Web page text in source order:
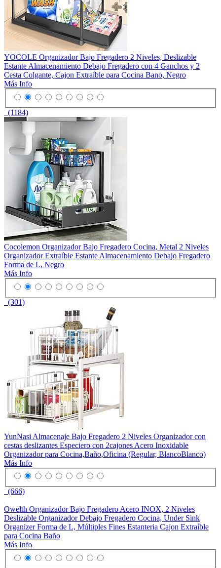
YOCOLE Organizador Bajo Fregadero 2 Niveles, Deslizable
Estante Almacenamiento Debajo Fregadero con 4 Ganchos y 2
Cesta Colgante, Cajon Extraíble para Cocina Bano, Negro
Más Info
(1184)
Cocolemon Organizador Bajo Fregadero Cocina, Metal 2 Niveles
Organizador Extraíble Estante Almacenamiento Debajo Fregadero
Forma de L, Negro
Más Info
(301)
YunNasi Almacenaje Bajo Fregadero 2 Niveles Organizador con
cestas deslizantes Especiero con 2cajones Acero Inoxidable
Organizador para Cocina,Baño,Oficina (Regular, BlancoBlanco)
Más Info
(666)
Owelth Organizador Bajo Fregadero Acero INOX, 2 Niveles
Deslizable Organizador Debajo Fregadero Cocina, Under Sink
Organizer Forma de L, Múltiples Fines Estanteria Cajon Extraíble
para Cocina Baño
Más Info